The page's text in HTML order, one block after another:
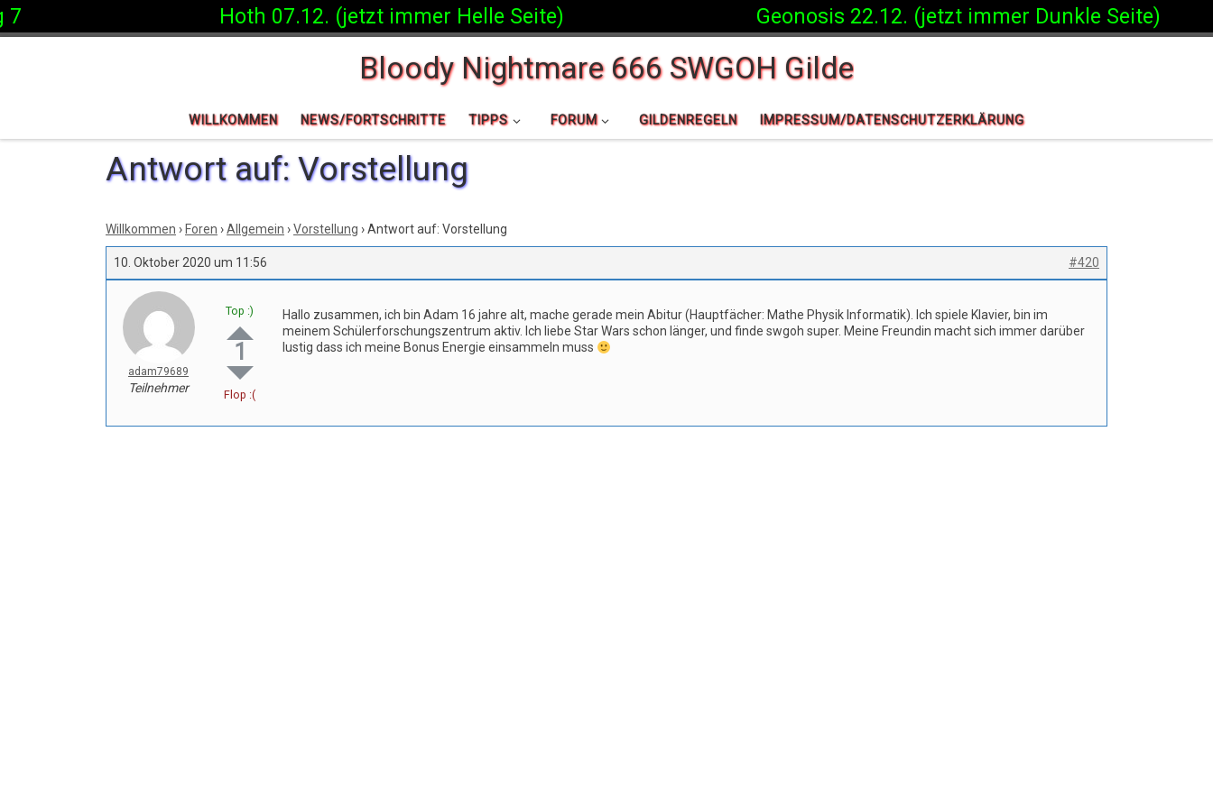
Hoth 07.12. (jetzt immer Helle Seite) Geonosis 22.12. (jetzt immer Dunkle Seite)
Bloody Nightmare 666 SWGOH Gilde
WILLKOMMEN NEWS/FORTSCHRITTE TIPPS FORUM GILDENREGELN IMPRESSUM/DATENSCHUTZERKLÄRUNG
Antwort auf: Vorstellung
Willkommen › Foren ›Allgemein ›Vorstellung ›Antwort auf: Vorstellung
10. Oktober 2020 um 11:56 #420
adam79689
Teilnehmer
Top :)
1
Flop :(
Hallo zusammen, ich bin Adam 16 jahre alt, mache gerade mein Abitur (Hauptfächer: Mathe Physik Informatik). Ich spiele Klavier, bin im
meinem Schülerforschungszentrum aktiv. Ich liebe Star Wars schon länger, und finde swgoh super. Meine Freundin macht sich immer darüber
lustig dass ich meine Bonus Energie einsammeln muss